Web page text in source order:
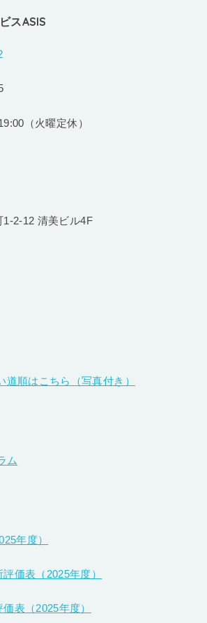
スASIS
（火曜定休）
1-2-12 清美ビル4F
道順はこちら（写真付き）
ム
年度）
価表（2025年度）
表（2025年度）